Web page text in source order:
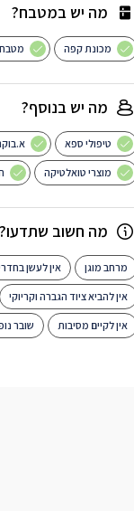
מה יש במטבח?
מכונת קפה
מה יש בנוסף?
טיפולי ספא
מוצרי טואלטיקה
מה חשוב שתדעו?
מרחב מוגן אין לעשן
אין להביא ציוד הגברה וקריוקי
אין לקיים מסיבות שובר